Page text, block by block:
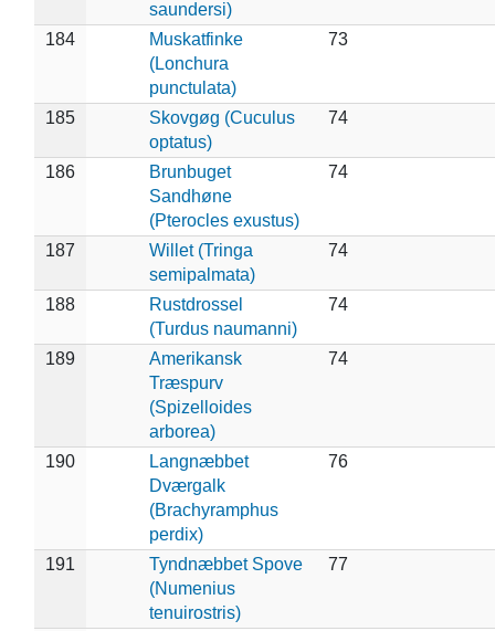
saundersi)
184
Muskatfinke
(Lonchura
punctulata)
73
185
Skovgøg (Cuculus
optatus)
74
186
Brunbuget
Sandhøne
(Pterocles exustus)
74
187
Willet (Tringa
semipalmata)
74
188
Rustdrossel
(Turdus naumanni)
74
189
Amerikansk
Træspurv
(Spizelloides
arborea)
74
190
Langnæbbet
Dværgalk
(Brachyramphus
perdix)
76
191
Tyndnæbbet Spove
(Numenius
tenuirostris)
77